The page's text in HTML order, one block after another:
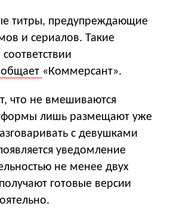
титры, предупреждающие
и сериалов. Такие
«Коммерсант».
что не вмешиваются
лишь размещают уже
с девушками
уведомление
не менее двух
готовые версии